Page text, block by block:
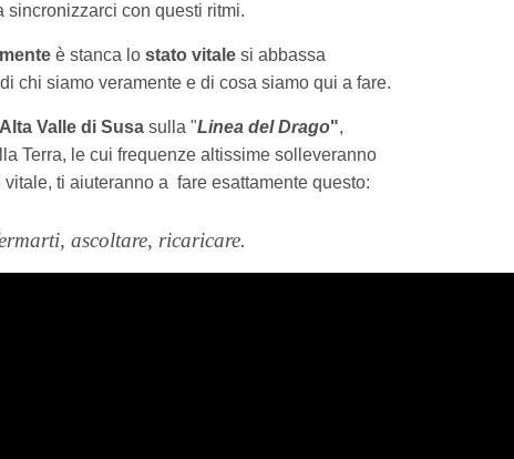
sincronizzarci con questi ritmi.
mente è stanca lostato vitale si abbassa
chi siamo veramente e di cosa siamo qui a fare.
Alta Valle di Susasulla "Linea del Drago",
Terra, le cui frequenze altissime solleveranno
ti aiuteranno a fare esattamente questo:
ascoltare, ricaricare.